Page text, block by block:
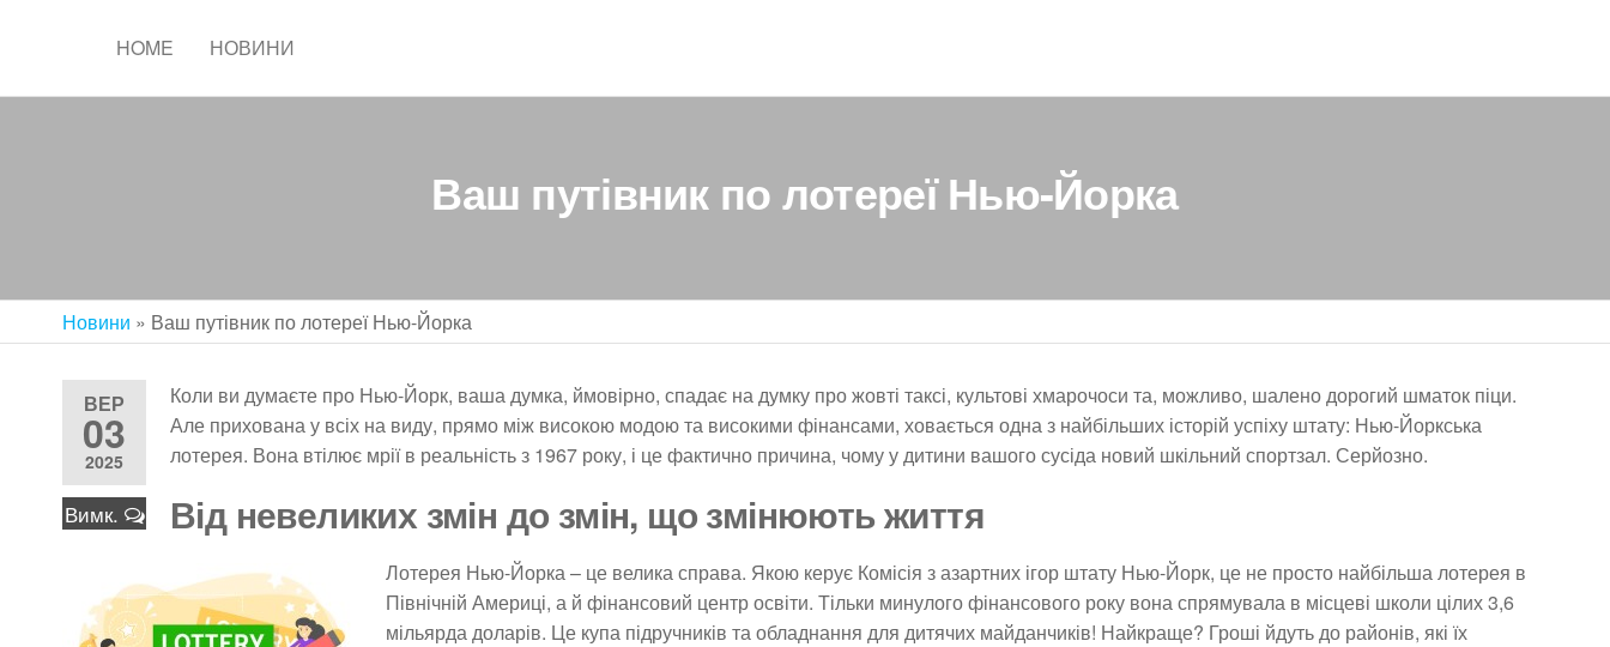
HOME НОВИНИ
Ваш путівник по лотереї Нью-Йорка
Новини » Ваш путівник по лотереї Нью-Йорка
ВЕР
03
2025
Вимк.
Коли ви думаєте про Нью-Йорк, ваша думка, ймовірно, спадає на думку про жовті таксі, культові хмарочоси та, можливо, шалено дорогий шматок піци.
Але прихована у всіх на виду, прямо між високою модою та високими фінансами, ховається одна з найбільших історій успіху штату: Нью-Йоркська
лотерея. Вона втілює мрії в реальність з 1967 року, і це фактично причина, чому у дитини вашого сусіда новий шкільний спортзал. Серйозно.
Від невеликих змін до змін, що змінюють життя
Лотерея Нью-Йорка – це велика справа. Якою керує Комісія з азартних ігор штату Нью-Йорк, це не просто найбільша лотерея в
Північній Америці, а й фінансовий центр освіти. Тільки минулого фінансового року вона спрямувала в місцеві школи цілих 3,6
мільярда доларів. Це купа підручників та обладнання для дитячих майданчиків! Найкраще? Гроші йдуть до районів, які їх